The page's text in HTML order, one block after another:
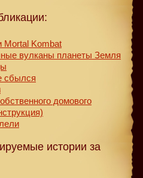
Mortal Kombat
вулканы планеты Земля
сбылся
домового
истории за